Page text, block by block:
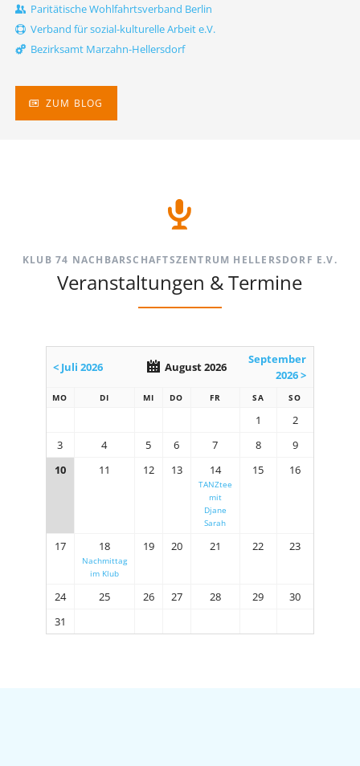
Paritätische Wohlfahrtsverband Berlin
Verband für sozial-kulturelle Arbeit e.V.
Bezirksamt Marzahn-Hellersdorf
ZUM BLOG
KLUB 74 NACHBARSCHAFTSZENTRUM HELLERSDORF E.V.
Veranstaltungen & Termine
< Juli 2026 August 2026
September
2026 >
MO DI MI DO FR SA SO
1
2
3
4 5 6 7 8
9
10
11 12 13 14
TANZtee
mit
Djane
Sarah
15 16
17 18
Nachmittag
im Klub
19 20 21 22 23
24 25 26 27 28 29
30
31